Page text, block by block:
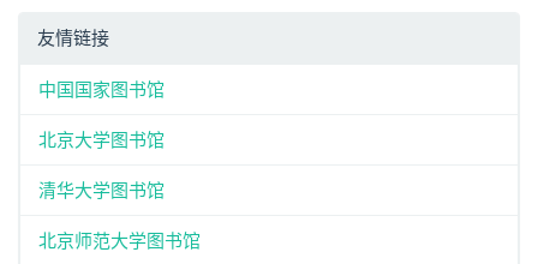
友情链接
中国国家图书馆
北京大学图书馆
清华大学图书馆
北京师范大学图书馆